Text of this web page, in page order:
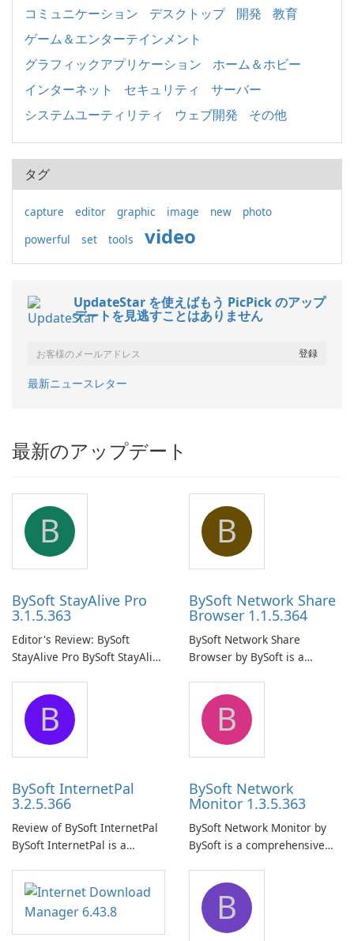
コミュニケーション デスクトップ 開発
教育
ゲーム＆エンターテインメント
グラフィックアプリケーション
ホーム＆ホビー
インターネット
セキュリティ
サーバー
システムユーティリティ
ウェブ開発 その他
タグ
capture editor graphic image new
photo
powerful
set tools video
UpdateStar を使えばもう PicPick のアップ
デートを見逃すことはありません
最新ニュースレター
最新のアップデート
B
BySoft StayAlive Pro
3.1.5.363
Editor's Review: BySoft
StayAlive Pro BySoft StayAlive
application designed to
ensure the continuous and
uninterrupted operation of
your computer system.
B
BySoft Network Share
Browser 1.1.5.364
BySoft Network Share
Browser by BySoft is a
application that allows users
to easily browse and manage
shared folders on their
network.
B
BySoft InternetPal
3.2.5.366
Review of BySoft InternetPal
BySoft InternetPal is a
application designed to
monitor your internet
connection and provide real-
time insights into its
B
BySoft Network
Monitor 1.3.5.363
BySoft Network Monitor by
BySoft is a comprehensive
designed to help businesses
effectively manage their
network infrastructure.
B